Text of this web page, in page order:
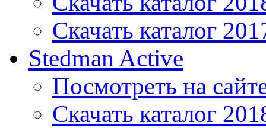
Скачать каталог
Stedman Active
Посмотреть на
Скачать каталог